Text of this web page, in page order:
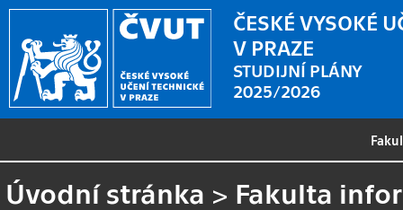
ČESKÉ VYSOKÉ
V PRAZE
STUDIJNÍ PLÁNY
2025/2026
Úvodní stránka > Fakulta